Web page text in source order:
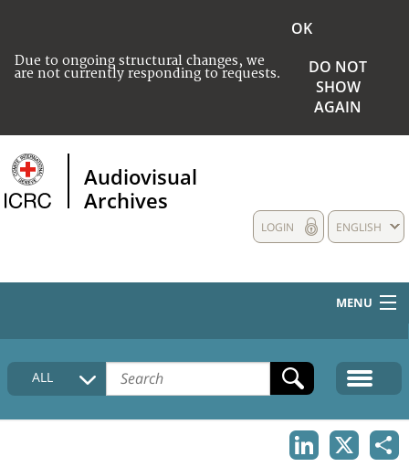
Due to ongoing structural changes, we
are not currently responding to requests.
OK
DO NOT
SHOW
AGAIN
Audiovisual
Archives
ENGLISH
LOGIN
MENU
HOME
COLLECTIONS DESCRIPTION
ALL